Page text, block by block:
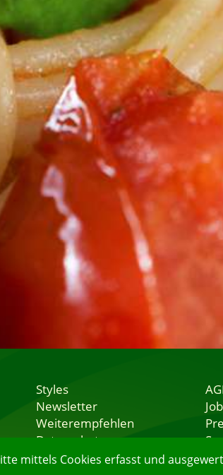
mittels Cookies erfasst und
Styles
Newsletter
Weiterempfehlen
Datenschutz
Nutzungsbedingungen